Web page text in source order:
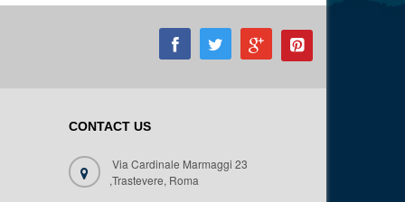
CONTACT US
Via Cardinale Marmaggi 23
,Trastevere, Roma